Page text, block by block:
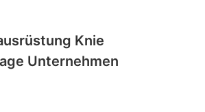
Knie
Unternehmen